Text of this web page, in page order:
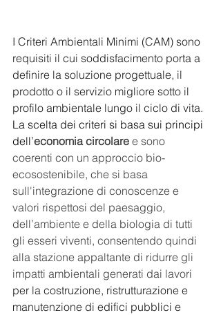
I Criteri Ambientali Minimi (CAM) sono
requisiti il cui soddisfacimento porta a
definire la soluzione progettuale, il
prodotto o il servizio migliore sotto il
profilo ambientale lungo il ciclo di vita.
La scelta dei criteri si basa sui principi
dell’economia circolare e sono
coerenti con un approccio bio-
ecosostenibile, che si basa
sull'integrazione di conoscenze e
valori rispettosi del paesaggio,
dell’ambiente e della biologia di tutti
gli esseri viventi, consentendo quindi
alla stazione appaltante di ridurre gli
impatti ambientali generati dai lavori
per la costruzione, ristrutturazione e
manutenzione di edifici pubblici e